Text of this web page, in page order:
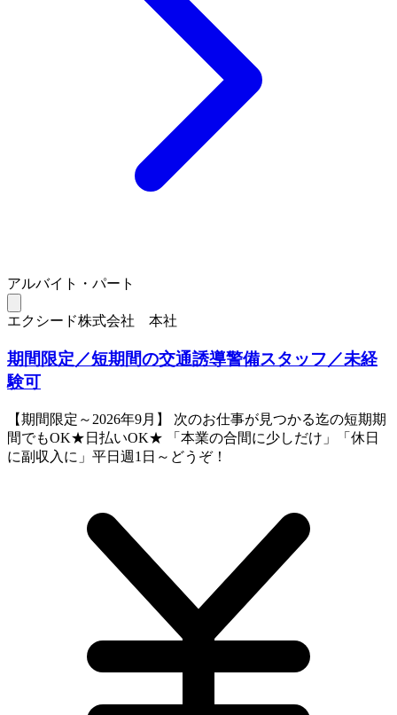
アルバイト・パート
エクシード株式会社 本社
期間限定／短期間の交通誘導警備スタッフ／未経
験可
【期間限定～2026年9月】 次のお仕事が見つかる迄の短期期
間でもOK★日払いOK★ 「本業の合間に少しだけ」「休日
に副収入に」平日週1日～どうぞ！